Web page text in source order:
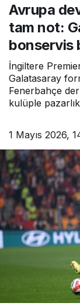
Avrupa
tam not:
bonservis
İngiltere
Galatasaray
Fenerbahçe
kulüple
1 Mayıs 2026,